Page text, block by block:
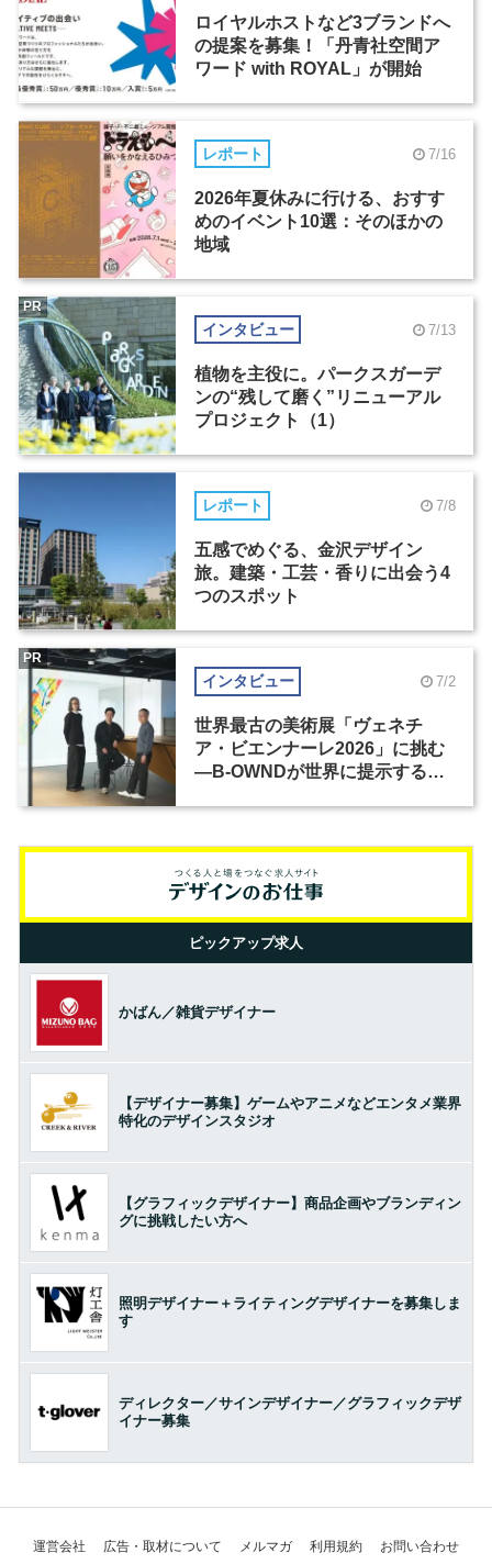
ロイヤルホストなど3ブランドへ
の提案を募集！「丹青社空間ア
ワード with ROYAL」が開始
レポート 7/16
2026年夏休みに行ける、おすす
めのイベント10選：そのほかの
地域
インタビュー 7/13
植物を主役に。パークスガーデ
ンの“残して磨く”リニューアル
プロジェクト（1）
PR
レポート 7/8
五感でめぐる、金沢デザイン
旅。建築・工芸・香りに出会う4
つのスポット
インタビュー 7/2
世界最古の美術展「ヴェネチ
ア・ビエンナーレ2026」に挑む
―B-OWNDが世界に提示する美
PR
ピックアップ求人
かばん／雑貨デザイナー
【デザイナー募集】ゲームやアニメなどエンタメ業界
特化のデザインスタジオ
【グラフィックデザイナー】商品企画やブランディン
グに挑戦したい方へ
照明デザイナー＋ライティングデザイナーを募集しま
す
ディレクター／サインデザイナー／グラフィックデザ
イナー募集
運営会社 広告・取材について メルマガ 利用規約 お問い合わせ